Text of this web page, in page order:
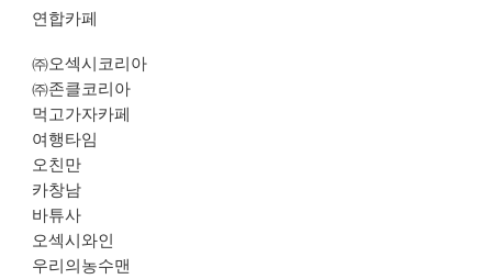
연합카페
㈜오섹시코리아
㈜존클코리아
먹고가자카페
여행타임
오친만
카창남
바튜사
오섹시와인
우리의농수맨